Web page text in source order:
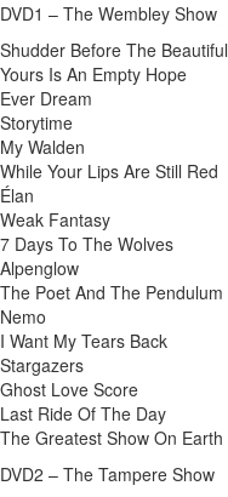
DVD1 – The Wembley Show
Shudder Before The Beautiful
Yours Is An Empty Hope
Ever Dream
Storytime
My Walden
While Your Lips Are Still Red
Élan
Weak Fantasy
7 Days To The Wolves
Alpenglow
The Poet And The Pendulum
Nemo
I Want My Tears Back
Stargazers
Ghost Love Score
Last Ride Of The Day
The Greatest Show On Earth
DVD2 – The Tampere Show